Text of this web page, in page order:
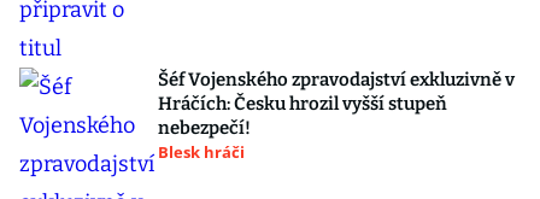
Šéf Vojenského zpravodajství exkluzivně v
Hráčích: Česku hrozil vyšší stupeň
nebezpečí!
Blesk hráči